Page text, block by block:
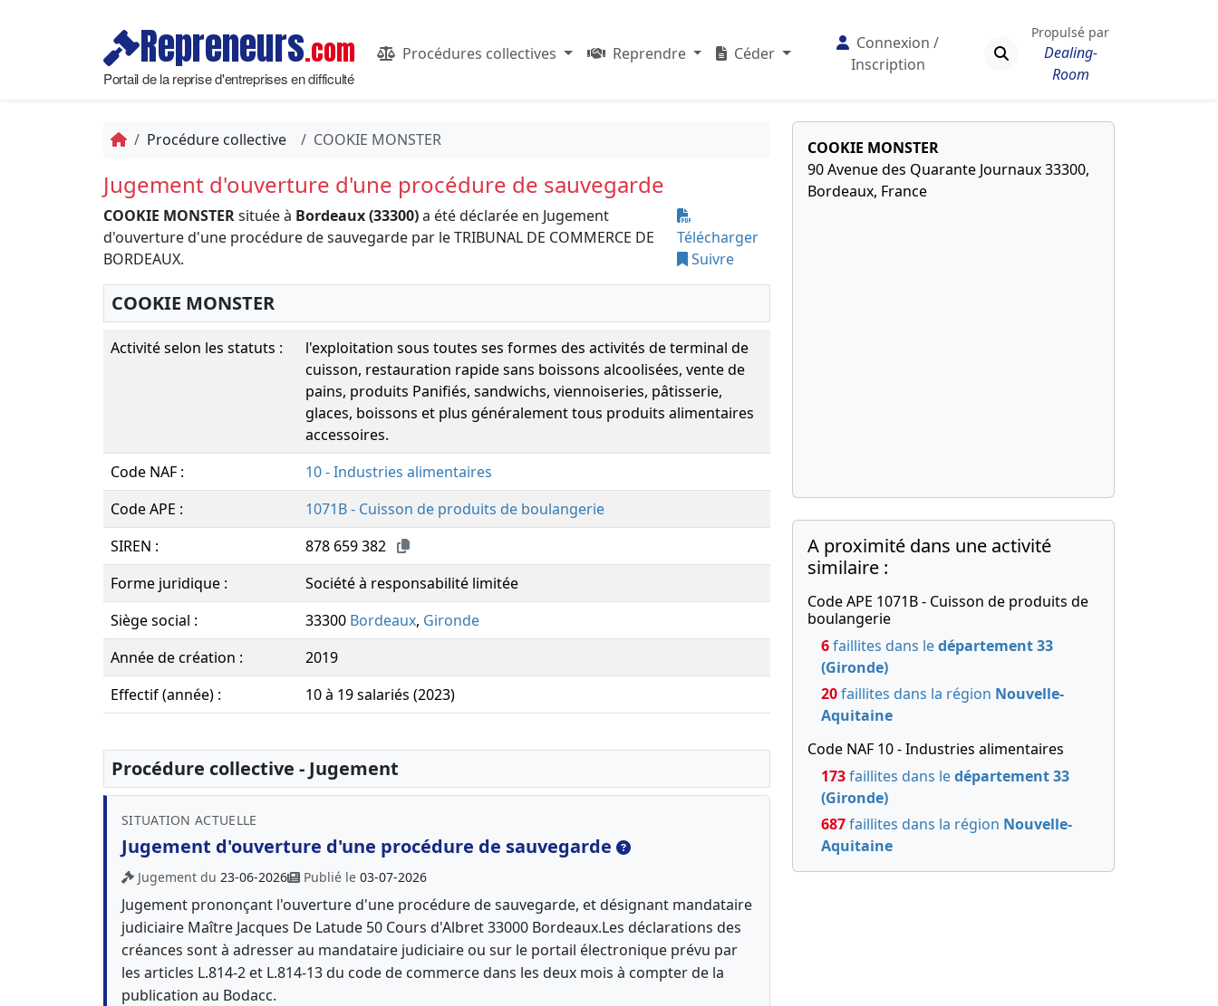
Repreneurs.com
Portail de la reprise d'entreprises en difficulté
Procédures collectives Reprendre Céder
Connexion /
Inscription
Propulsé par
Dealing-
Room
Procédure collective COOKIE MONSTER
Jugement d'ouverture d'une procédure de sauvegarde
COOKIE MONSTERsituée à Bordeaux (33300)a été déclarée en Jugement
d'ouverture d'une procédure de sauvegarde par le TRIBUNAL DE COMMERCE DE
BORDEAUX.
Télécharger
Suivre
COOKIE MONSTER
Activité selon les statuts :
l'exploitation sous toutes ses formes des activités de terminal de
cuisson, restauration rapide sans boissons alcoolisées, vente de
pains, produits Panifiés, sandwichs, viennoiseries, pâtisserie,
glaces, boissons et plus généralement tous produits alimentaires
accessoires.
Code NAF :
10 - Industries alimentaires
Code APE :
1071B - Cuisson de produits de boulangerie
SIREN :
878 659 382
Forme juridique :
Société à responsabilité limitée
Siège social :
33300 Bordeaux, Gironde
Année de création :
2019
Effectif (année) :
10 à 19 salariés (2023)
Procédure collective - Jugement
SITUATION ACTUELLE
Jugement d'ouverture d'une procédure de sauvegarde
Jugement du 23-06-2026 Publié le 03-07-2026
Jugement prononçant l'ouverture d'une procédure de sauvegarde, et désignant mandataire
judiciaire Maître Jacques De Latude 50 Cours d'Albret 33000 Bordeaux.Les déclarations des
créances sont à adresser au mandataire judiciaire ou sur le portail électronique prévu par
les articles L.814-2 et L.814-13 du code de commerce dans les deux mois à compter de la
publication au Bodacc.
COOKIE MONSTER
90 Avenue des Quarante Journaux 33300,
Bordeaux, France
A proximité dans une activité
similaire :
Code APE 1071B - Cuisson de produits de
boulangerie
6faillites dans ledépartement 33
(Gironde)
20faillites dans la région Nouvelle-
Aquitaine
Code NAF 10 - Industries alimentaires
173faillites dans ledépartement 33
(Gironde)
687faillites dans la région Nouvelle-
Aquitaine